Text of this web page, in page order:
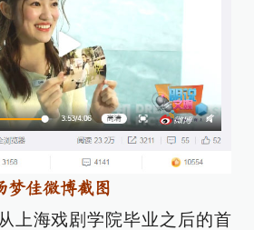
梦佳微博截图
上海戏剧学院毕业之后的首